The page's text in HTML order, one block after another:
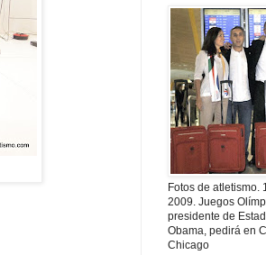
Fotos de atletismo.
2009. Juegos
presidente de
Obama, pedirá en
Chicago